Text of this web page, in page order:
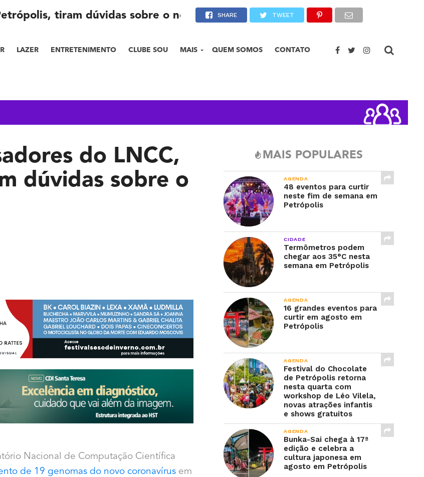
LAZER ENTRETENIMENTO CLUBE SOU MAIS QUEM SOMOS CONTATO
tiram dúvidas sobre o novo coronavírus
SHARE TWEET
do LNCC,
dúvidas sobre o
Nacional de Computação Científica
de 19 genomas do novo coronavírus em
MAIS POPULARES
AGENDA
48 eventos para curtir
neste fim de semana em
Petrópolis
CIDADE
Termômetros podem
chegar aos 35°C nesta
semana em Petrópolis
AGENDA
16 grandes eventos para
curtir em agosto em
Petrópolis
AGENDA
Festival do Chocolate
de Petrópolis retorna
nesta quarta com
workshop de Léo Vilela,
novas atrações infantis
e shows gratuitos
AGENDA
Bunka-Sai chega à 17ª
edição e celebra a
cultura japonesa em
agosto em Petrópolis